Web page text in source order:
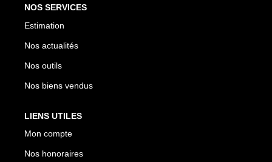
NOS SERVICES
Estimation
Nos actualités
Nos outils
Nos biens vendus
LIENS UTILES
Mon compte
Nos honoraires